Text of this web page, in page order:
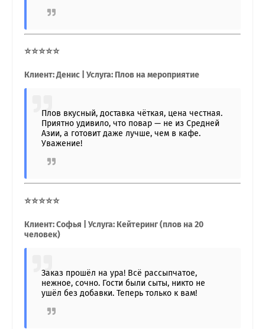
⭐⭐⭐⭐⭐
Клиент: Денис | Услуга: Плов на мероприятие
Плов вкусный, доставка чёткая, цена честная.
Приятно удивило, что повар — не из Средней
Азии, а готовит даже лучше, чем в кафе.
Уважение!
⭐⭐⭐⭐⭐
Клиент: Софья | Услуга: Кейтеринг (плов на 20
человек)
Заказ прошёл на ура! Всё рассыпчатое,
нежное, сочно. Гости были сыты, никто не
ушёл без добавки. Теперь только к вам!